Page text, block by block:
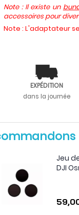
Note : Il existe un
accessoires pour
Note : L'adaptateur
EXPÉDITION
dans la journée
Jeu
DJI